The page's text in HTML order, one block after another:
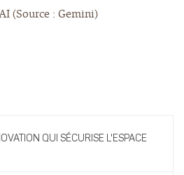
(Source : Gemini)
QUI SÉCURISE L'ESPACE